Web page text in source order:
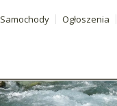
Samochody Ogłoszenia